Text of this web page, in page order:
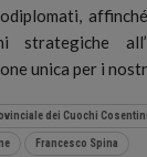
strategiche
unica per i
dei Cuochi Cosentini
Francesco Spina